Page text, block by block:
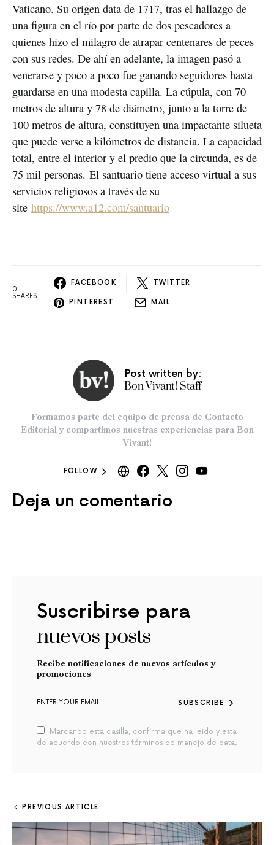
Vaticano. Su origen data de 1717, tras el hallazgo de
una figura en el río por parte de dos pescadores a
quienes hizo el milagro de atrapar centenares de peces
con sus redes. De ahí en adelante, la imagen pasó a
venerarse y poco a poco fue ganando seguidores hasta
guardarse en una modesta capilla. La cúpula, con 70
metros de altura y 78 de diámetro, junto a la torre de
100 metros de altura, constituyen una impactante silueta
que puede verse a kilómetros de distancia. La capacidad
total, entre el interior y el predio que la circunda, es de
75 mil personas. El santuario tiene acceso virtual a sus
servicios religiosos a través de su
site https://www.a12.com/santuario
0
SHARES
FACEBOOK TWITTER
PINTEREST MAIL
Post written by:
Bon Vivant! Staff
Formamos parte del equipo de prensa de Contacto
Editorial y compartimos nuestras experiencias para Bon
Vivant!
FOLLOW
Deja un comentario
Suscribirse para
nuevos posts
Recibe notificaciones de nuevos artículos y
promociones
SUBSCRIBE
Marcando esta casilla, confirma que ha leido y esta
de acuerdo con nuestros términos de manejo de data.
PREVIOUS ARTICLE